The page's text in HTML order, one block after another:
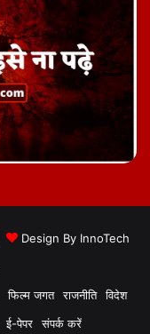
Design By InnoTech
फिल्म जगत राजनीति
विदेश
ई-पेपर संपर्क करें